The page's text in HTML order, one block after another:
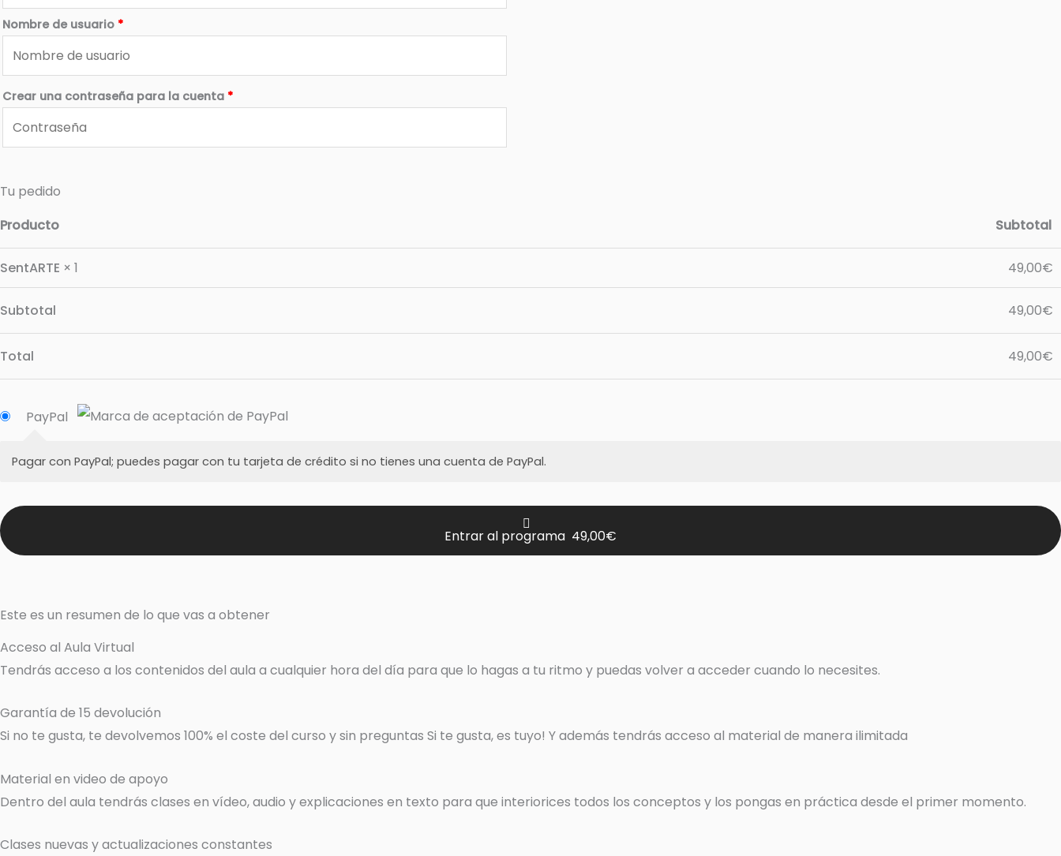
Nombre de usuario *
Crear una contraseña para la cuenta *
Tu pedido
Producto
Subtotal
SentARTE × 1 49,00€
Subtotal 49,00€
Total 49,00€
PayPal
Pagar con PayPal; puedes pagar con tu tarjeta de crédito si no tienes una cuenta de PayPal.
Entrar al programa 49,00€
Este es un resumen de lo que vas a obtener
Acceso al Aula Virtual
Tendrás acceso a los contenidos del aula a cualquier hora del día para que lo hagas a tu ritmo y puedas volver a acceder cuando lo necesites.
Garantía de 15 devolución
Si no te gusta, te devolvemos 100% el coste del curso y sin preguntas Si te gusta, es tuyo! Y además tendrás acceso al material de manera ilimitada
Material en video de apoyo
Dentro del aula tendrás clases en vídeo, audio y explicaciones en texto para que interiorices todos los conceptos y los pongas en práctica desde el primer momento.
Clases nuevas y actualizaciones constantes